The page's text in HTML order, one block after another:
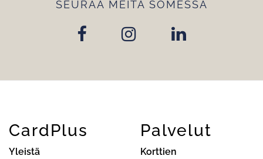
SEURAA MEITÄ SOMESSA
CardPlus
Yleistä
Palvelut
Korttien